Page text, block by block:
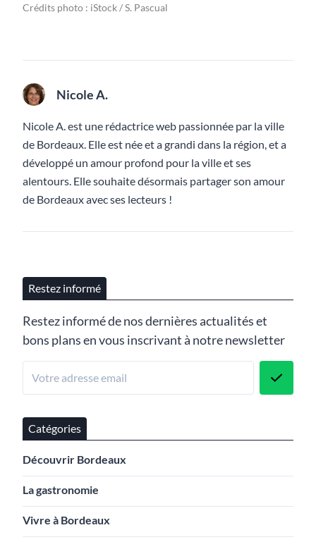
Crédits photo : iStock / S. Pascual
Nicole A.
Nicole A. est une rédactrice web passionnée par la ville
de Bordeaux. Elle est née et a grandi dans la région, et a
développé un amour profond pour la ville et ses
alentours. Elle souhaite désormais partager son amour
de Bordeaux avec ses lecteurs !
Restez informé
Restez informé de nos dernières actualités et
bons plans en vous inscrivant à notre newsletter
Catégories
Découvrir Bordeaux
La gastronomie
Vivre à Bordeaux